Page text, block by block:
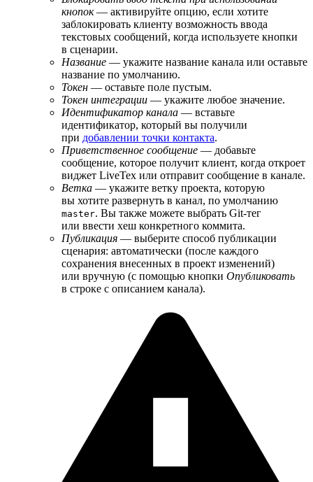
кнопок— активируйте опцию, если хотите
заблокировать клиенту возможность ввода
текстовых сообщений, когда используете кнопки
в сценарии.
Название — укажите название канала или оставьте
название по умолчанию.
Токен — оставьте поле пустым.
Токен интеграции — укажите любое значение.
Идентификатор канала — вставьте
идентификатор, который вы получили
при добавлении точки контакта.
Приветственное сообщение — добавьте
сообщение, которое получит клиент, когда откроет
виджет LiveTex или отправит сообщение в канале.
Ветка — укажите ветку проекта, которую
вы хотите развернуть в канал, по умолчанию
master. Вы также можете выбрать Git-тег
или ввести хеш конкретного коммита.
Публикация — выберите способ публикации
сценария: автоматически (после каждого
сохранения внесенных в проект изменений)
или вручную (с помощью кнопки Опубликовать
в строке с описанием канала).